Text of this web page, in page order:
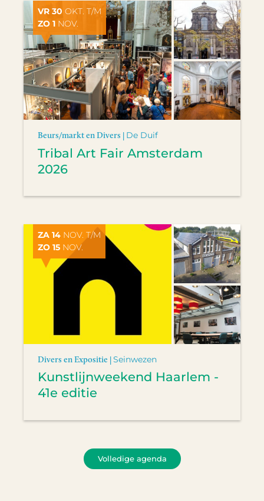
VR 30 OKT. T/M
ZO 1 NOV.
Beurs/markt en Divers | De Duif
Tribal Art Fair Amsterdam
2026
ZA 14 NOV. T/M
ZO 15 NOV.
Divers en Expositie |Seinwezen
Kunstlijnweekend Haarlem -
41e editie
Volledige agenda